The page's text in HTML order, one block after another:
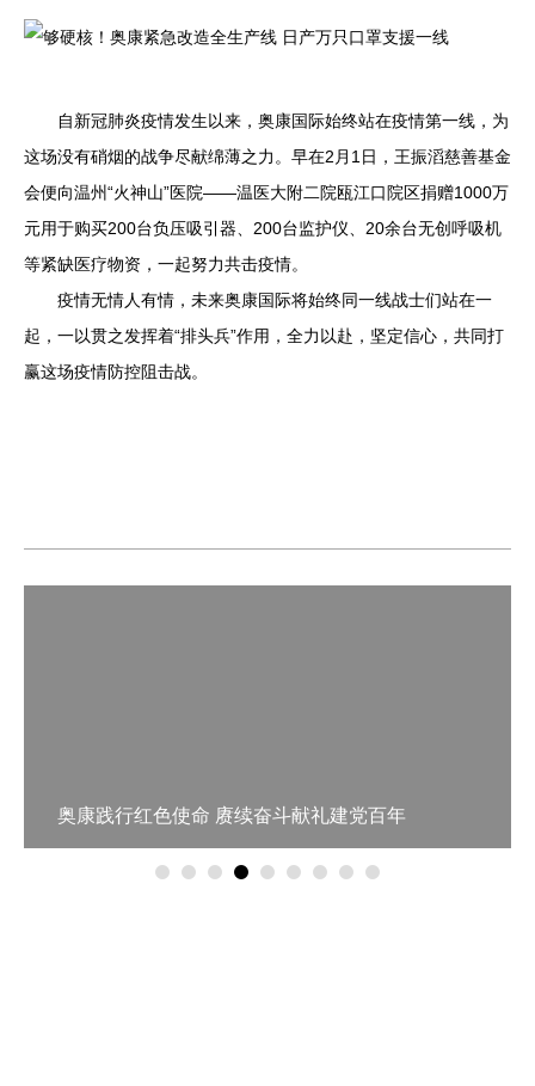
自新冠肺炎疫情发生以来，奥康国际始终站在疫情第一线，为
这场没有硝烟的战争尽献绵薄之力。早在2月1日，王振滔慈善基金
会便向温州“火神山”医院——温医大附二院瓯江口院区捐赠1000万
元用于购买200台负压吸引器、200台监护仪、20余台无创呼吸机
等紧缺医疗物资，一起努力共击疫情。
疫情无情人有情，未来奥康国际将始终同一线战士们站在一
起，一以贯之发挥着“排头兵”作用，全力以赴，坚定信心，共同打
赢这场疫情防控阻击战。
奥康践行红色使命 赓续奋斗献礼建党百年